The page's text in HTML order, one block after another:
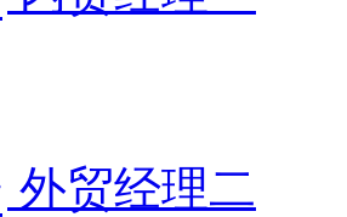
外贸经理二